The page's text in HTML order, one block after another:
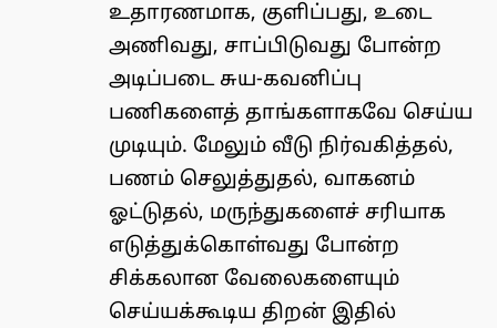
உதாரணமாக, குளிப்பது, உடை
அணிவது, சாப்பிடுவது போன்ற
அடிப்படை சுய-கவனிப்பு
பணிகளைத் தாங்களாகவே செய்ய
முடியும். மேலும் வீடு நிர்வகித்தல்,
பணம் செலுத்துதல், வாகனம்
ஓட்டுதல், மருந்துகளைச் சரியாக
எடுத்துக்கொள்வது போன்ற
சிக்கலான வேலைகளையும்
செய்யக்கூடிய திறன் இதில்